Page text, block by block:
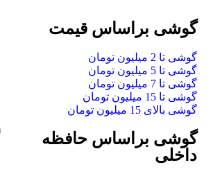
گوشی براساس قیمت
گوشی تا 2 میلیون تومان
گوشی تا 5 میلیون تومان
گوشی تا 7 میلیون تومان
گوشی تا 15 میلیون تومان
گوشی بالای 15 میلیون تومان
گوشی براساس حافظه
داخلی